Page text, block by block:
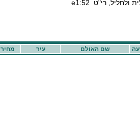
מחיר עיר שם האולם